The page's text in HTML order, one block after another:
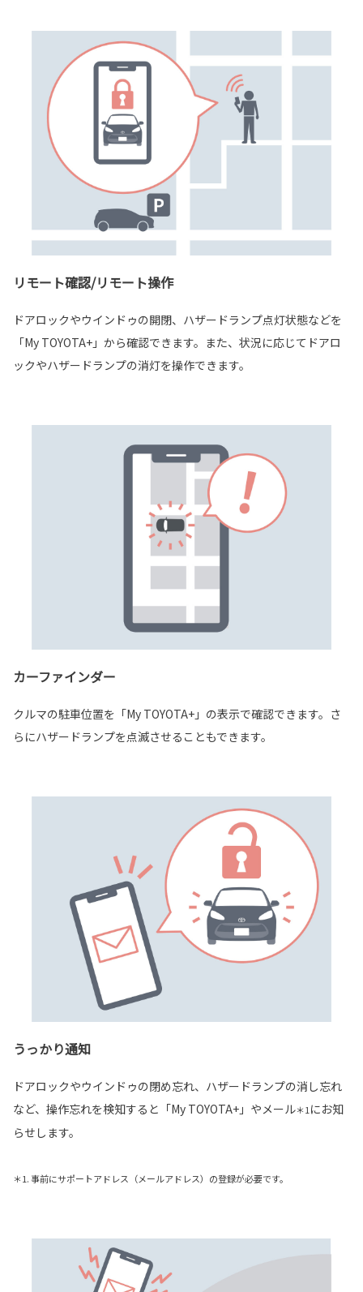
リモート確認/リモート操作
ドアロックやウインドゥの開閉、ハザードランプ点灯状態などを
「My TOYOTA+」から確認できます。また、状況に応じてドアロ
ックやハザードランプの消灯を操作できます。
カーファインダー
クルマの駐車位置を「My TOYOTA+」の表示で確認できます。さ
らにハザードランプを点滅させることもできます。
うっかり通知
ドアロックやウインドゥの閉め忘れ、ハザードランプの消し忘れ
など、操作忘れを検知すると「My TOYOTA+」やメール＊1 にお知
らせします。
＊1. 事前にサポートアドレス（メールアドレス）の登録が必要です。